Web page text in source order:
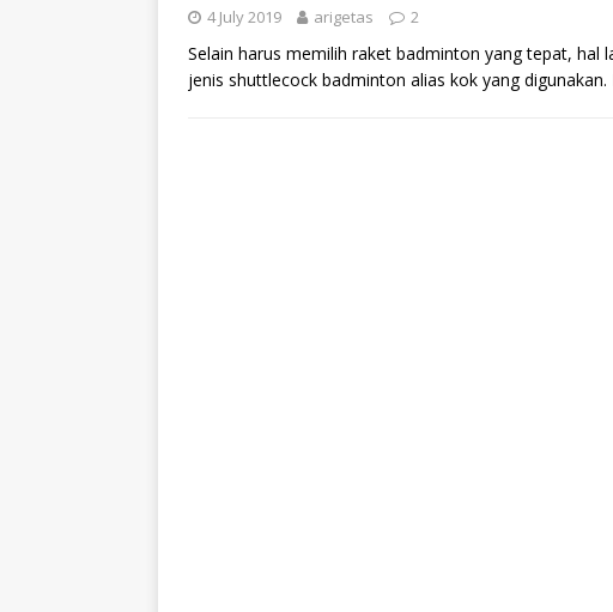
4 July 2019 arigetas 2
Selain harus memilih raket badminton yang tepat, hal
jenis shuttlecock badminton alias kok yang digunakan.